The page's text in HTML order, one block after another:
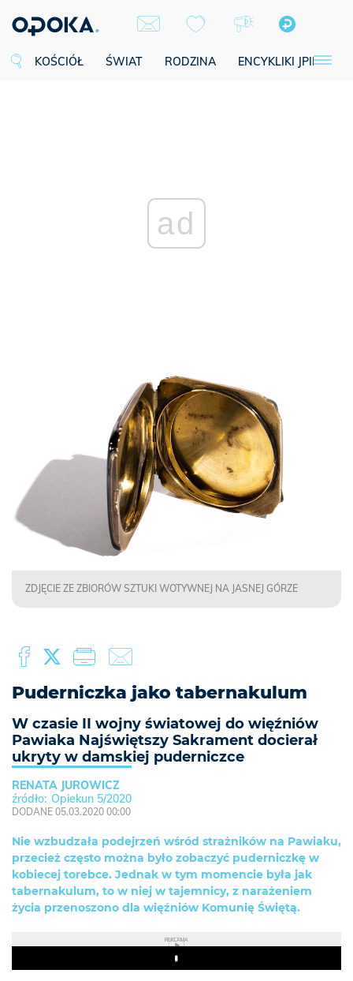
KOŚCIÓŁ ŚWIAT RODZINA ENCYKLIKI JPII
ad
ZDJĘCIE ZE ZBIORÓW SZTUKI WOTYWNEJ NA JASNEJ GÓRZE
Puderniczka jako tabernakulum
W czasie II wojny światowej do więźniów
Pawiaka Najświętszy Sakrament docierał
ukryty w damskiej puderniczce
RENATA JUROWICZ
Opiekun 5/2020
DODANE 05.03.2020 00:00
Nie wzbudzała podejrzeń wśród strażników na Pawiaku,
przecież często można było zobaczyć puderniczkę w
kobiecej torebce. Jednak w tym momencie była jak
tabernakulum, to w niej w tajemnicy, z narażeniem
życia przenoszono dla więźniów Komunię Świętą.
REKLAMA
Play